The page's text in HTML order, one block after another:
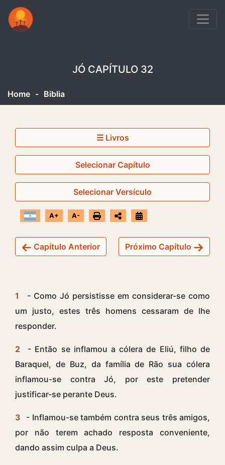
JÓ CAPÍTULO 32
Home - Biblia
☰ Livros
Selecionar Capítulo
Selecionar Versículo
A+ A-
Capítulo Anterior Próximo Capítulo
1
- Como Jó persistisse em considerar-se como
um justo, estes três homens cessaram de lhe
responder.
2
- Então se inflamou a cólera de Eliú, filho de
Baraquel, de Buz, da família de Rão sua cólera
inflamou-se contra Jó, por este pretender
justificar-se perante Deus.
3
- Inflamou-se também contra seus três amigos,
por não terem achado resposta conveniente,
dando assim culpa a Deus.